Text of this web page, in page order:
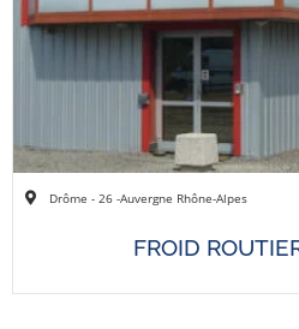
Drôme - 26 -Auvergne Rhône-Alpes
FROID